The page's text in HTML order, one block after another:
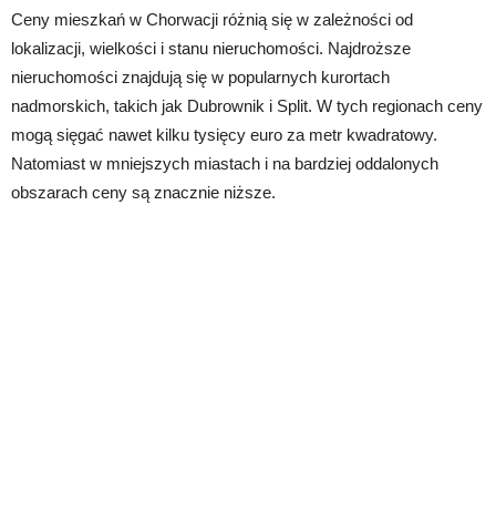
Ceny mieszkań w Chorwacji różnią się w zależności od
lokalizacji, wielkości i stanu nieruchomości. Najdroższe
nieruchomości znajdują się w popularnych kurortach
nadmorskich, takich jak Dubrownik i Split. W tych regionach ceny
mogą sięgać nawet kilku tysięcy euro za metr kwadratowy.
Natomiast w mniejszych miastach i na bardziej oddalonych
obszarach ceny są znacznie niższe.